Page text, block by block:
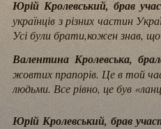
Юрій Кролевський, брав
українців з різних частин
Усі були брати,кожен знав,
Валентина Кролевська,
жовтих прапорів. Це в той
людьми. Все рівно, це був
Юрій Кролевський, брав